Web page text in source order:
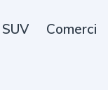
SUV Comercial